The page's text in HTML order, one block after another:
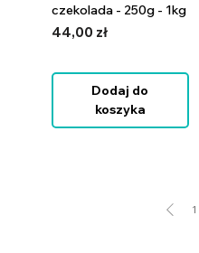
czekolada - 250g - 1kg
Cena
44,00 zł
Dodaj do
koszyka
1